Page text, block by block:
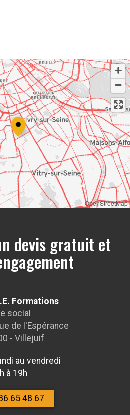
OpenStreetMap
devis gratuit et
Formations
social
de l'Espérance
- Villejuif
au vendredi
à 19h
65 48 67